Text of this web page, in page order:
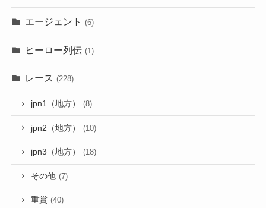
エージェント (6)
ヒーロー列伝 (1)
レース (228)
jpn1（地方） (8)
jpn2（地方） (10)
jpn3（地方） (18)
その他 (7)
重賞 (40)